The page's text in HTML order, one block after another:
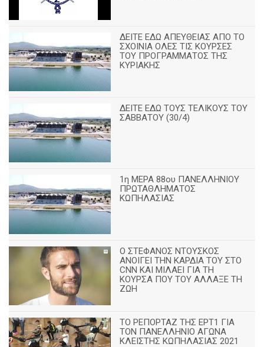
ΔΕΙΤΕ ΕΔΩ ΑΠΕΥΘΕΙΑΣ ΑΠΟ ΤΟ
ΣΧΟΙΝΙΑ ΟΛΕΣ ΤΙΣ ΚΟΥΡΣΕΣ
ΤΟΥ ΠΡΟΓΡΑΜΜΑΤΟΣ ΤΗΣ
ΚΥΡΙΑΚΗΣ
ΔΕΙΤΕ ΕΔΩ ΤΟΥΣ ΤΕΛΙΚΟΥΣ ΤΟΥ
ΣΑΒΒΑΤΟΥ (30/4)
1η ΜΕΡΑ 88ου ΠΑΝΕΛΛΗΝΙΟΥ
ΠΡΩΤΑΘΛΗΜΑΤΟΣ
ΚΩΠΗΛΑΣΙΑΣ
Ο ΣΤΕΦΑΝΟΣ ΝΤΟΥΣΚΟΣ
ΑΝΟΙΓΕΙ ΤΗΝ ΚΑΡΔΙΑ ΤΟΥ ΣΤΟ
CNN ΚΑΙ ΜΙΛΑΕΙ ΓΙΑ ΤΗ
ΚΟΥΡΣΑ ΠΟΥ ΤΟΥ ΑΛΛΑΞΕ ΤΗ
ΖΩΗ
ΤΟ ΡΕΠΟΡΤΑΖ ΤΗΣ ΕΡΤ1 ΓΙΑ
ΤΟΝ ΠΑΝΕΛΛΗΝΙΟ ΑΓΩΝΑ
ΚΛΕΙΣΤΗΣ ΚΩΠΗΛΑΣΙΑΣ 2021